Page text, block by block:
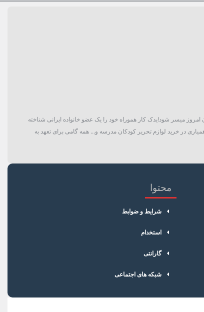
امروز میسر شود!یدک کار هموراه خود را یک عضو خانواده ایرانی شناخته
در خرید لوازم تحریر کودکان مدرسه و... همه گامی برای تعهد به
محتوا
شرایط و ضوابط
استخدام
گارانتی
شبکه های اجتماعی